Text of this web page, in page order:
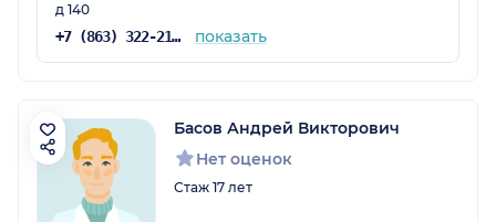
д 140
+7 (863) 322-21-93 показать
Басов Андрей Викторович
Нет оценок
Стаж 17 лет